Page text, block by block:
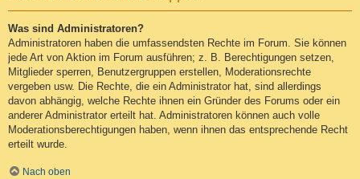
Was sind Administratoren?
Administratoren haben die umfassendsten Rechte im Forum. Sie können
jede Art von Aktion im Forum ausführen; z. B. Berechtigungen setzen,
Mitglieder sperren, Benutzergruppen erstellen, Moderationsrechte
vergeben usw. Die Rechte, die ein Administrator hat, sind allerdings
davon abhängig, welche Rechte ihnen ein Gründer des Forums oder ein
anderer Administrator erteilt hat. Administratoren können auch volle
Moderationsberechtigungen haben, wenn ihnen das entsprechende Recht
erteilt wurde.
Nach oben